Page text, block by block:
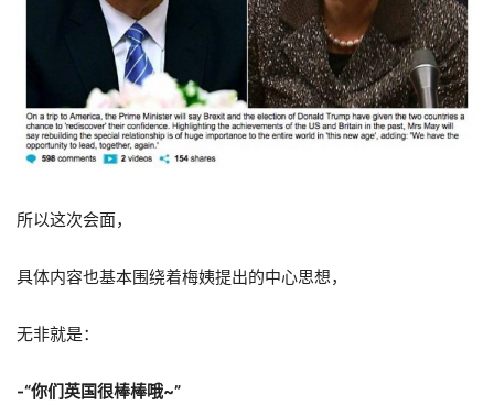
所以这次会面，
具体内容也基本围绕着梅姨提出的中心思想，
无非就是：
-“你们英国很棒棒哦~”